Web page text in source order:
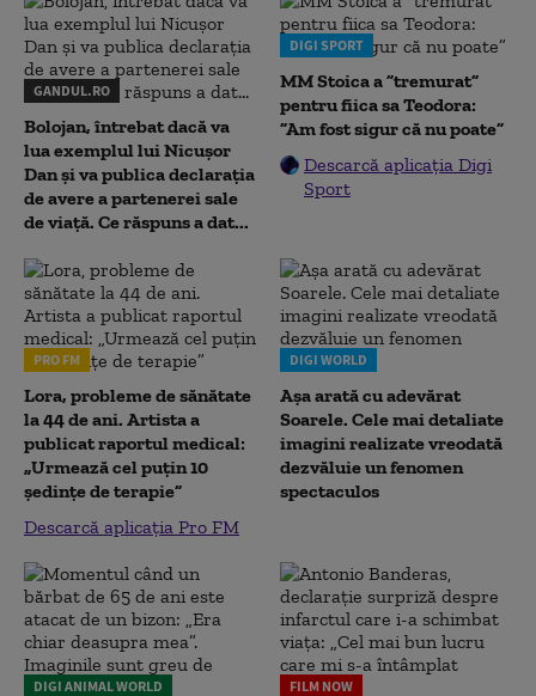
GANDUL.RO
Bolojan, întrebat dacă va
lua exemplul lui Nicușor
Dan și va publica declarația
de avere a partenerei sale
de viață. Ce răspuns a dat...
DIGI SPORT
MM Stoica a ”tremurat”
pentru fiica sa Teodora:
”Am fost sigur că nu poate”
Descarcă aplicația Digi
Sport
PRO FM
Lora, probleme de sănătate
la 44 de ani. Artista a
publicat raportul medical:
„Urmează cel puțin 10
ședințe de terapie”
Descarcă aplicația Pro FM
DIGI WORLD
Așa arată cu adevărat
Soarele. Cele mai detaliate
imagini realizate vreodată
dezvăluie un fenomen
spectaculos
DIGI ANIMAL WORLD FILM NOW